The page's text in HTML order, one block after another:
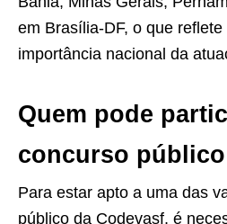
em Brasília-DF, o que
importância nacional da
Quem pode
concurso
Para estar apto a uma das
público da Codevasf, é